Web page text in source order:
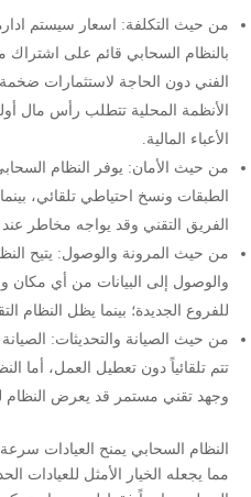
من حيث التكلفة: اسعار سيستم
بالنظام السحابي قائم على اشتراك
الفني دون الحاجة لاستثمارات ضخمة
الأنظمة المحلية تتطلب رأس مال
الأعباء المالية.
من حيث الأمان: يوفر النظام
الطبقات ونسخ احتياطي تلقائي،
الفريق التقني وقد يواجه مخاطر عند
من حيث المرونة والوصول: يتيح
والوصول إلى البيانات من أي
للفروع الجديدة؛ بينما يظل النظام
من حيث الصيانة والتحديثات:
تتم تلقائياً دون تعطيل العمل، أما
وجهد تقني مستمر قد يعرض النظام
النظام السحابي يمنح العيادات
مما يجعله الخيار الأمثل للعيادات